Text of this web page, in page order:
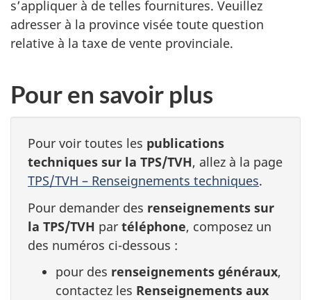
s’appliquer à de telles fournitures. Veuillez
adresser à la province visée toute question
relative à la taxe de vente provinciale.
Pour en savoir plus
Pour voir toutes les publications
techniques sur la TPS/TVH, allez à la page
TPS/TVH – Renseignements techniques.
Pour demander des renseignements sur
la TPS/TVH par téléphone, composez un
des numéros ci-dessous :
pour des renseignements généraux,
contactez les Renseignements aux